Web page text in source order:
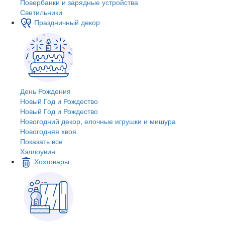
Светильники
Праздничный декор
День Рождения
Новый Год и Рождество
Новый Год и Рождество
Новогодний декор, елочные игрушки и мишура
Новогодняя хвоя
Показать все
Хэллоувин
Хозтовары